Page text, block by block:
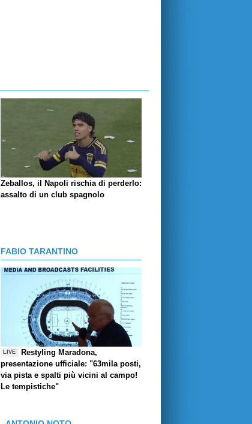
Zeballos, il Napoli rischia di perderlo:
assalto di un club spagnolo
FABIO TARANTINO
LIVE
Restyling Maradona,
presentazione ufficiale: "63mila posti,
via pista e spalti più vicini al campo!
Le tempistiche"